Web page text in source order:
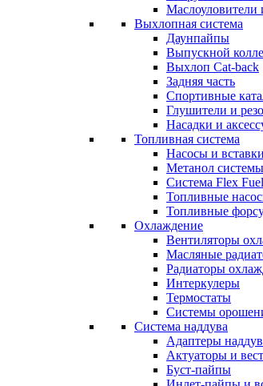
Маслоуловители
Выхлопная система
Даунпайпы
Выпускной
Выхлоп Cat-back
Задняя часть
Спортивные
Глушители и
Насадки и
Топливная система
Насосы и
Метанол системы
Система Flex Fuel
Топливные
Топливные
Охлаждение
Вентиляторы
Масляные
Радиаторы
Интеркулеры
Термостаты
Системы
Система наддува
Адаптеры
Актуаторы и
Буст-пайпы